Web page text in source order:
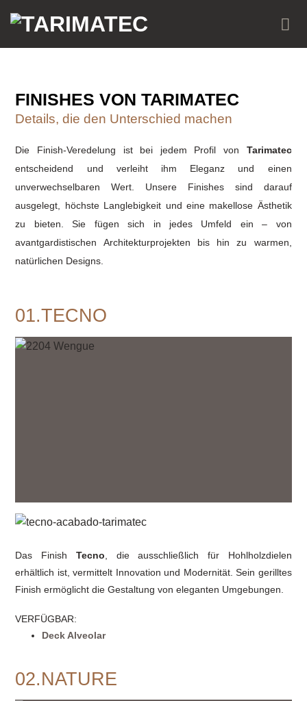
Inhalt
FINISHES VON TARIMATEC
Details, die den Unterschied machen
Die Finish-Veredelung ist bei jedem Profil von Tarimatec
entscheidend und verleiht ihm Eleganz und einen
unverwechselbaren Wert. Unsere Finishes sind darauf
ausgelegt, höchste Langlebigkeit und eine makellose Ästhetik
zu bieten. Sie fügen sich in jedes Umfeld ein – von
avantgardistischen Architekturprojekten bis hin zu warmen,
natürlichen Designs.
01.TECNO
Das Finish Tecno , die ausschließlich für Hohlholzdielen
erhältlich ist, vermittelt Innovation und Modernität. Sein gerilltes
Finish ermöglicht die Gestaltung von eleganten Umgebungen.
VERFÜGBAR:
Deck Alveolar
02.NATURE